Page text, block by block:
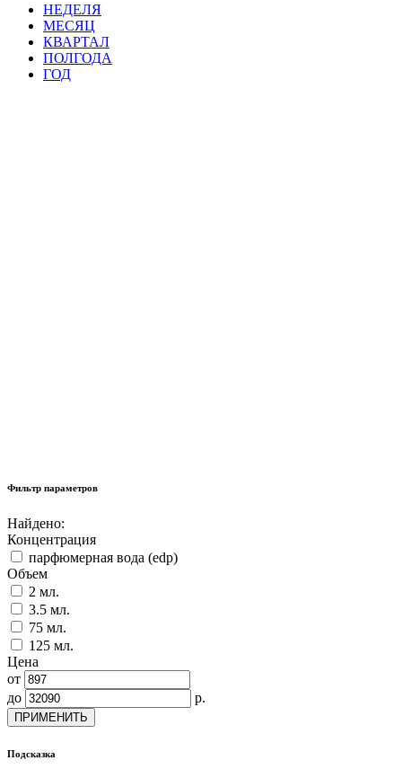
НЕДЕЛЯ
МЕСЯЦ
КВАРТАЛ
ПОЛГОДА
ГОД
Фильтр параметров
Найдено:
Концентрация
парфюмерная вода (edp)
Объем
2 мл.
3.5 мл.
75 мл.
125 мл.
Цена
от
до
р.
ПРИМЕНИТЬ
Подсказка